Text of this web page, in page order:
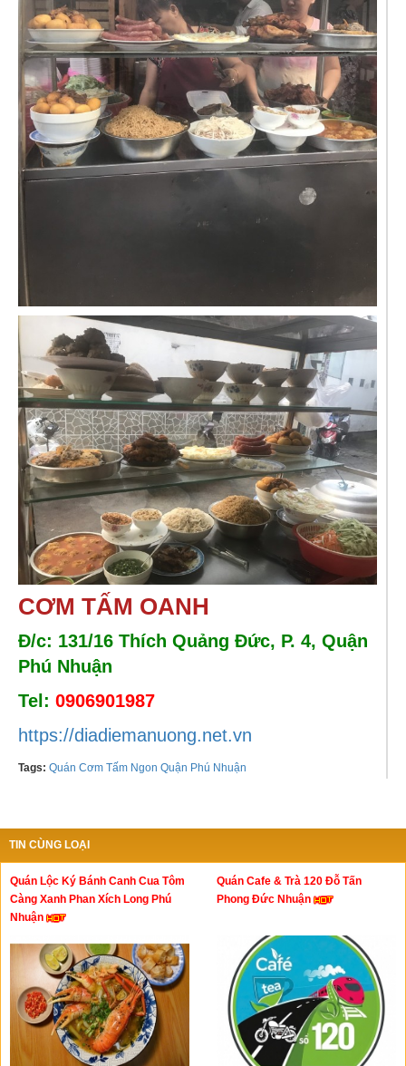
CƠM TẤM OANH
Đ/c: 131/16 Thích Quảng Đức, P. 4, Quận
Phú Nhuận
Tel: 0906901987
https://diadiemanuong.net.vn
Tags: Quán Cơm Tấm Ngon Quận Phú Nhuận
TIN CÙNG LOẠI
Quán Lộc Ký Bánh Canh Cua Tôm
Càng Xanh Phan Xích Long Phú
Nhuận
Quán Cafe & Trà 120 Đỗ Tấn
Phong Đức Nhuận